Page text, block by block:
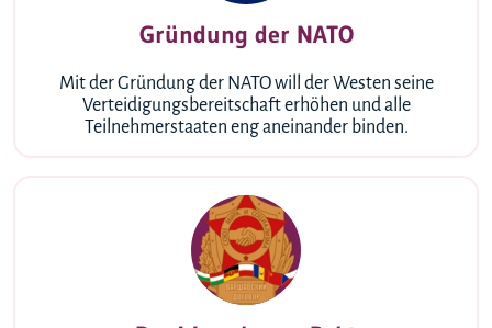
Gründung der NATO
Mit der Gründung der NATO will der Westen seine
Verteidigungsbereitschaft erhöhen und alle
Teilnehmerstaaten eng aneinander binden.